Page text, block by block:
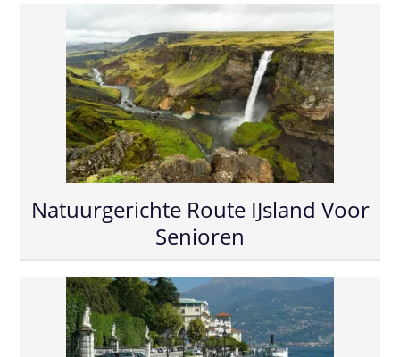
Natuurgerichte Route IJsland Voor
Senioren